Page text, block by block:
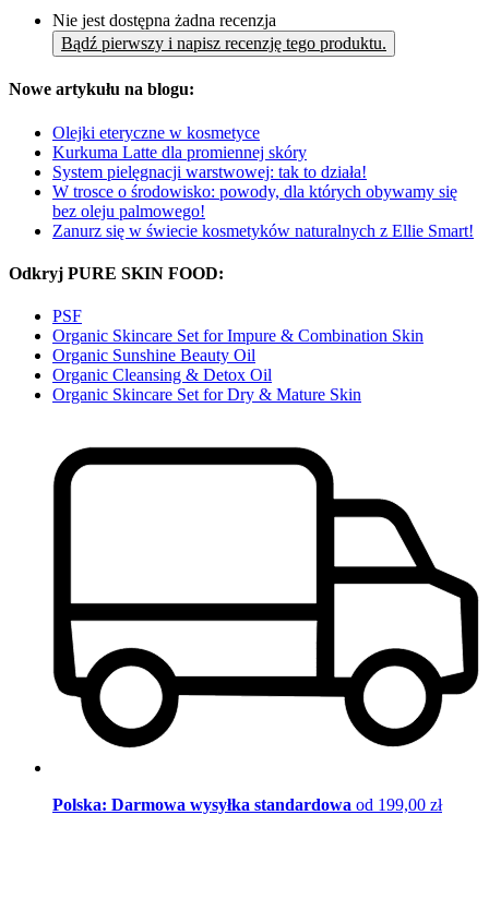
Nie jest dostępna żadna recenzja
Bądź pierwszy i napisz recenzję tego produktu.
Nowe artykułu na blogu:
Olejki eteryczne w kosmetyce
Kurkuma Latte dla promiennej skóry
System pielęgnacji warstwowej: tak to działa!
W trosce o środowisko: powody, dla których obywamy się
bez oleju palmowego!
Zanurz się w świecie kosmetyków naturalnych z Ellie Smart!
Odkryj PURE SKIN FOOD:
PSF
Organic Skincare Set for Impure & Combination Skin
Organic Sunshine Beauty Oil
Organic Cleansing & Detox Oil
Organic Skincare Set for Dry & Mature Skin
Polska: Darmowa wysyłka standardowa od 199,00 zł